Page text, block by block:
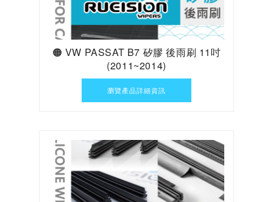
🟠 VW PASSAT B7 矽膠 後雨刷 11吋
(2011~2014)
瀏覽產品詳細資訊